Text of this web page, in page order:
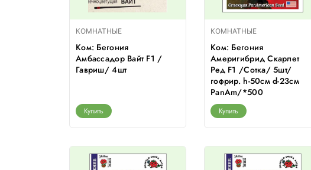
КОМНАТНЫЕ
Ком: Бегония
Амбассадор Вайт F1 /
Гавриш/ 4шт
Купить
КОМНАТНЫЕ
Ком: Бегония
Америгибрид Скарлет
Ред F1 /Сотка/ 5шт/
гофрир. h-50см d-23см
PanAm/*500
Купить